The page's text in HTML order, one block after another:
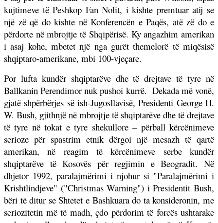
kujtimeve të Peshkop Fan Nolit, i kishte premtuar atij se
një zë që do kishte në Konferencën e Paqës, atë zë do e
përdorte në mbrojtje të Shqipërisë. Ky angazhim amerikan
i asaj kohe, mbetet një nga gurët themelorë të miqësisë
shqiptaro-amerikane, mbi 100-vjeçare.
Por lufta kundër shqiptarëve dhe të drejtave të tyre në
Ballkanin Perendimor nuk pushoi kurrë. Dekada më vonë,
gjatë shpërbërjes së ish-Jugosllavisë, Presidenti George H.
W. Bush, gjithnjë në mbrojtje të shqiptarëve dhe të drejtave
të tyre në tokat e tyre shekullore – përball kërcënimeve
serioze për spastrim etnik dërgoi një mesazh të qartë
amerikan, në reagim të kërcënimeve serbe kundër
shqiptarëve të Kosovës për regjimin e Beogradit. Në
dhjetor 1992, paralajmërimi i njohur si "Paralajmërimi i
Krishtlindjeve" ("Christmas Warning") i Presidentit Bush,
bëri të ditur se Shtetet e Bashkuara do ta konsideronin, me
seriozitetin më të madh, çdo përdorim të forcës ushtarake